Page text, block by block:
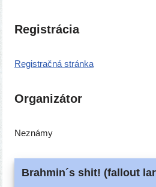
Registrácia
Registračná strán­ka
Organizátor
Neznámy
Brahmin´s shit! (fallout